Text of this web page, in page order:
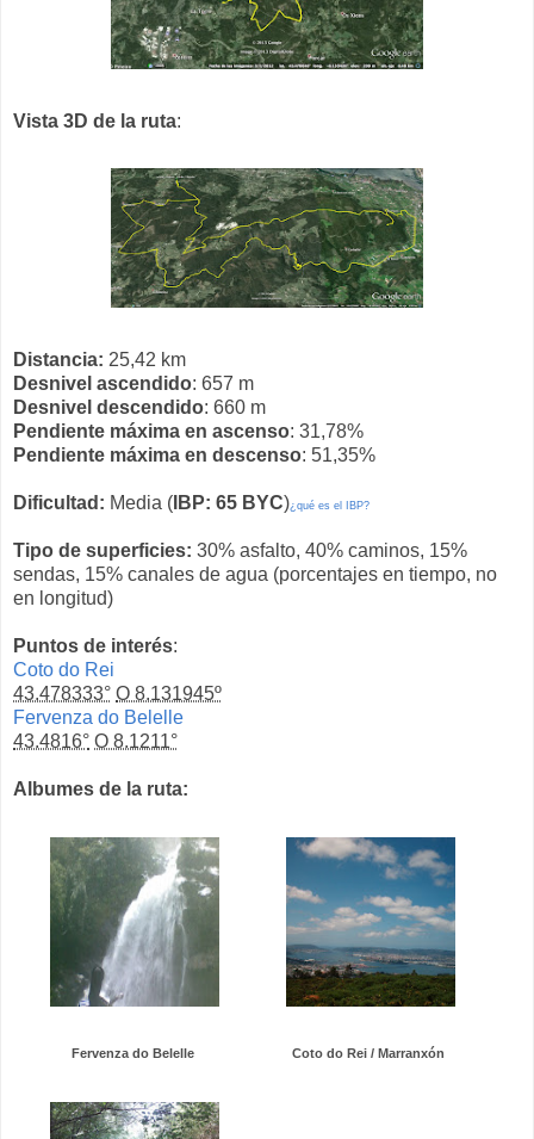
Vista 3D de la ruta:
Distancia: 25,42 km
Desnivel ascendido: 657 m
Desnivel descendido: 660 m
Pendiente máxima en ascenso: 31,78%
Pendiente máxima en descenso: 51,35%
Dificultad: Media ( IBP: 65 BYC)¿qué es el IBP?
Tipo de superficies: 30% asfalto, 40% caminos, 15%
sendas, 15% canales de agua (porcentajes en tiempo, no
en longitud)
Puntos de interés:
Coto do Rei
43.478333° O 8.131945º
Fervenza do Belelle
43.4816° O 8.1211°
Albumes de la ruta:
Fervenza do Belelle Coto do Rei / Marranxón